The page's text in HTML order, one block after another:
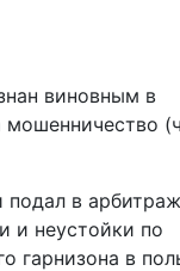
виновным в
подал в
и неустойки по
гарнизона в